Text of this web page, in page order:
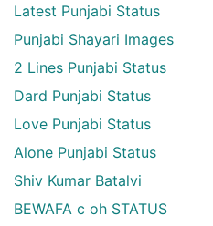
Latest Punjabi Status
Punjabi Shayari Images
2 Lines Punjabi Status
Dard Punjabi Status
Love Punjabi Status
Alone Punjabi Status
Shiv Kumar Batalvi
BEWAFA c oh STATUS